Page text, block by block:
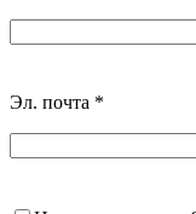
Эл. почта *